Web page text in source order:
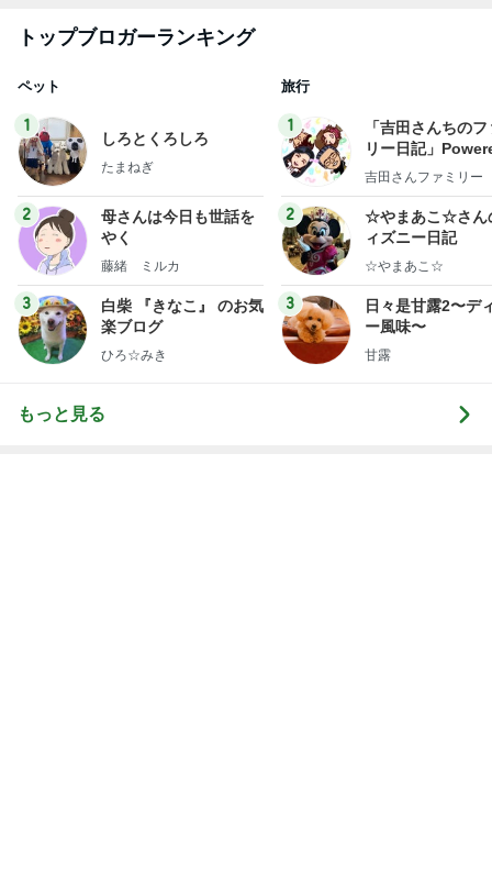
トップブロガーランキング
ペット
1
しろとくろしろ
たまねぎ
2
母さんは今日も世話を
やく
藤緒 ミルカ
3
白柴 『きなこ』 のお気
楽ブログ
ひろ☆みき
旅行
1
「吉田さんちの
リー日記」
y Ameba 吉田さ
ログ
吉田さんファミリー
2
☆やまあこ☆さん
ィズニー日記
☆やまあこ☆
3
日々是甘露2〜デ
ー風味〜
甘露
もっと見る